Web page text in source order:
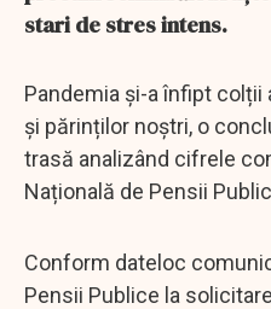
stari de stres intens.
Pandemia și-a înfipt
și părinților noștri, o
trasă analizând cifrele
Națională de Pensii
Conform dateloc
Pensii Publice la